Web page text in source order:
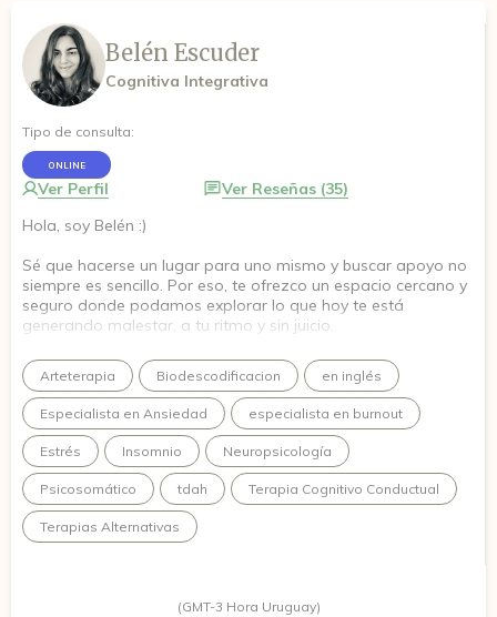
Belén Escuder
Cognitiva Integrativa
Tipo de consulta:
ONLINE
Ver Perfil
Ver Reseñas (35)
Hola, soy Belén :)
Sé que hacerse un lugar para uno mismo y buscar apoyo no
siempre es sencillo. Por eso, te ofrezco un espacio cercano y
seguro donde podamos explorar lo que hoy te está
generando malestar, a tu ritmo y sin juicio.
Trabajo desde una mirada integradora: no solo abordamos
tus pensamientos y conductas, sino también tus vínculos, tu
historia familiar y la conexión entre cuerpo y emociones. Me
adapto a ti y te acompaño en un proceso que te ayude a
comprenderte mejor, generar cambios y recuperar tu
bienestar.
Si sientes que es tu momento, estaré aquí para
acompañarte!
Arteterapia Biodescodificacion en inglés
Especialista en Ansiedad especialista en burnout
Estrés Insomnio Neuropsicología
Psicosomático tdah Terapia Cognitivo Conductual
Terapias Alternativas
(GMT-3 Hora Uruguay)